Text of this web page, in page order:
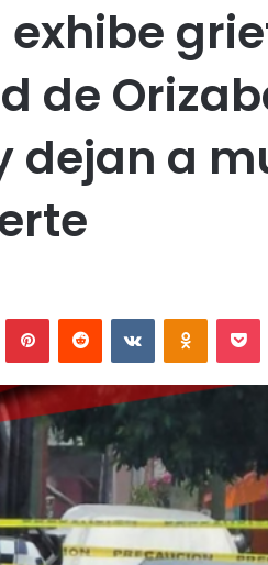
de
dejan a
PinterestReddit VKontakte